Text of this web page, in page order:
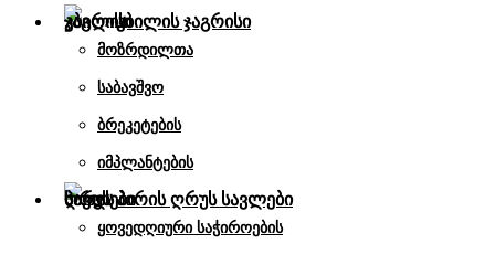
კბილის ჯაგრისი
მოზრდილთა
საბავშვო
ბრეკეტების
იმპლანტების
პირის ღრუს სავლები
ყოვედღიური საჭიროების